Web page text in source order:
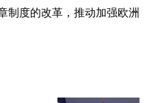
制度的改革，推动加强欧洲